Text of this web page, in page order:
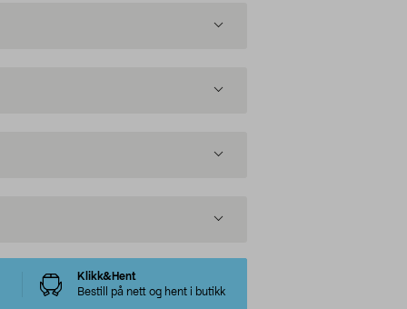
Klikk&Hent
Bestill på nett og hent i butikk